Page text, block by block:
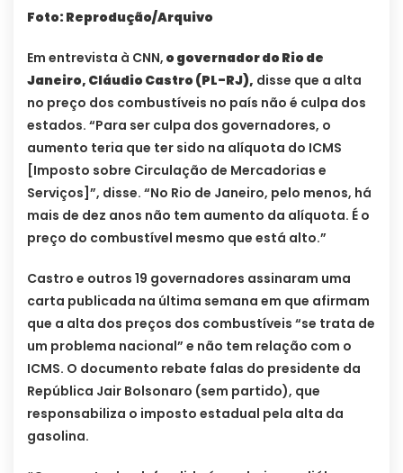
Foto: Reprodução/Arquivo
Em entrevista à CNN, o governador do Rio de
Janeiro, Cláudio Castro (PL-RJ), disse que a alta
no preço dos combustíveis no país não é culpa dos
estados. “Para ser culpa dos governadores, o
aumento teria que ter sido na alíquota do ICMS
[Imposto sobre Circulação de Mercadorias e
Serviços]”, disse. “No Rio de Janeiro, pelo menos, há
mais de dez anos não tem aumento da alíquota. É o
preço do combustível mesmo que está alto.”
Castro e outros 19 governadores assinaram uma
carta publicada na última semana em que afirmam
que a alta dos preços dos combustíveis “se trata de
um problema nacional” e não tem relação com o
ICMS. O documento rebate falas do presidente da
República Jair Bolsonaro (sem partido), que
responsabiliza o imposto estadual pela alta da
gasolina.